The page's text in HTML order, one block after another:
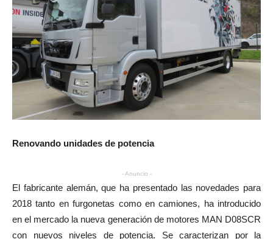
Renovando unidades de potencia
- Anuncio -
El fabricante alemán, que ha presentado las novedades para
2018 tanto en furgonetas como en camiones, ha introducido
en el mercado la nueva generación de motores MAN D08SCR
con nuevos niveles de potencia. Se caracterizan por la